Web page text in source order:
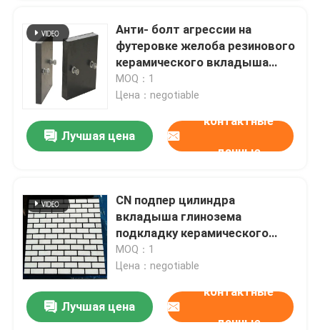
Анти- болт агрессии на
футеровке желоба резинового
керамического вкладыша
керамической
MOQ：1
Цена：negotiable
Лучшая цена
контактные
данные
CN подпер цилиндра
вкладыша глинозема
подкладку керамического
шестиугольную резиновую
керамическую
MOQ：1
Цена：negotiable
Лучшая цена
контактные
данные